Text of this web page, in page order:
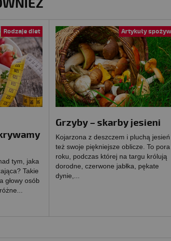
Rodzaje diet
tym, jaka
Takie
głowy osób
Artykuły
Grzyby – skarby jesieni
Kojarzona z deszczem i pluchą
też swoje piękniejsze oblicze. To pora
roku, podczas której na targu królują
dorodne, czerwone jabłka, pękate
dynie,...